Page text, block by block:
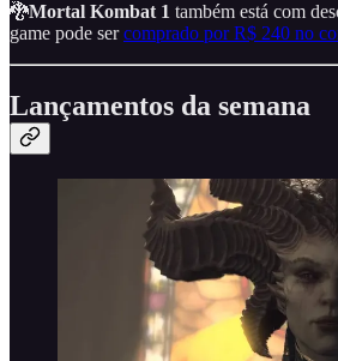
🐉Mortal Kombat 1 também está com
game pode sercomprado por R$ 240 no
Lançamentos da semana